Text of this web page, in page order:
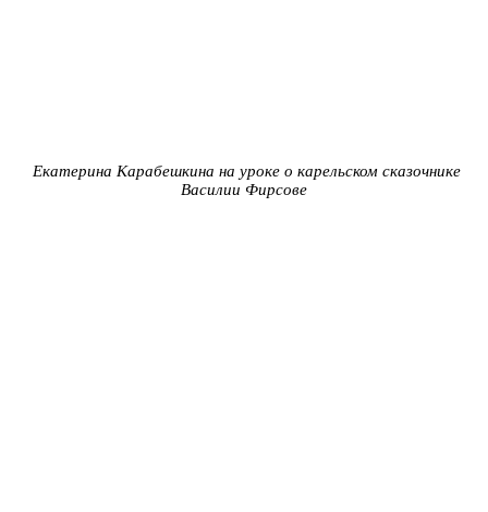
Екатерина Карабешкина на уроке о карельском сказочнике
Василии Фирсове